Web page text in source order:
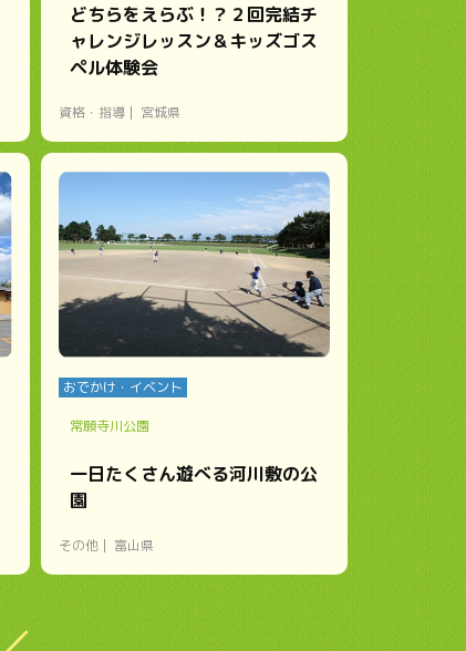
どちらをえらぶ！？２回完結チ
ャレンジレッスン＆キッズゴス
ペル体験会
資格・指導 宮城県
おでかけ・イベント
常願寺川公園
一日たくさん遊べる河川敷の公
園
その他 富山県